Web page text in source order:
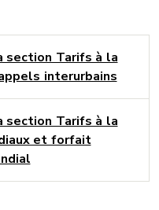
section Tarifs à la
interurbains
section Tarifs à la
et forfait